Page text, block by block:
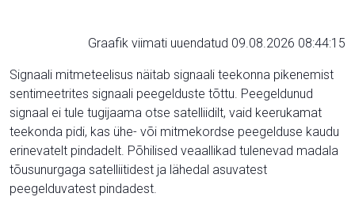
Graafik viimati uuendatud 09.08.2026 08:44:15
Signaali mitmeteelisus näitab signaali teekonna pikenemist
sentimeetrites signaali peegelduste tõttu. Peegeldunud
signaal ei tule tugijaama otse satelliidilt, vaid keerukamat
teekonda pidi, kas ühe- või mitmekordse peegelduse kaudu
erinevatelt pindadelt. Põhilised veaallikad tulenevad madala
tõusunurgaga satelliitidest ja lähedal asuvatest
peegelduvatest pindadest.